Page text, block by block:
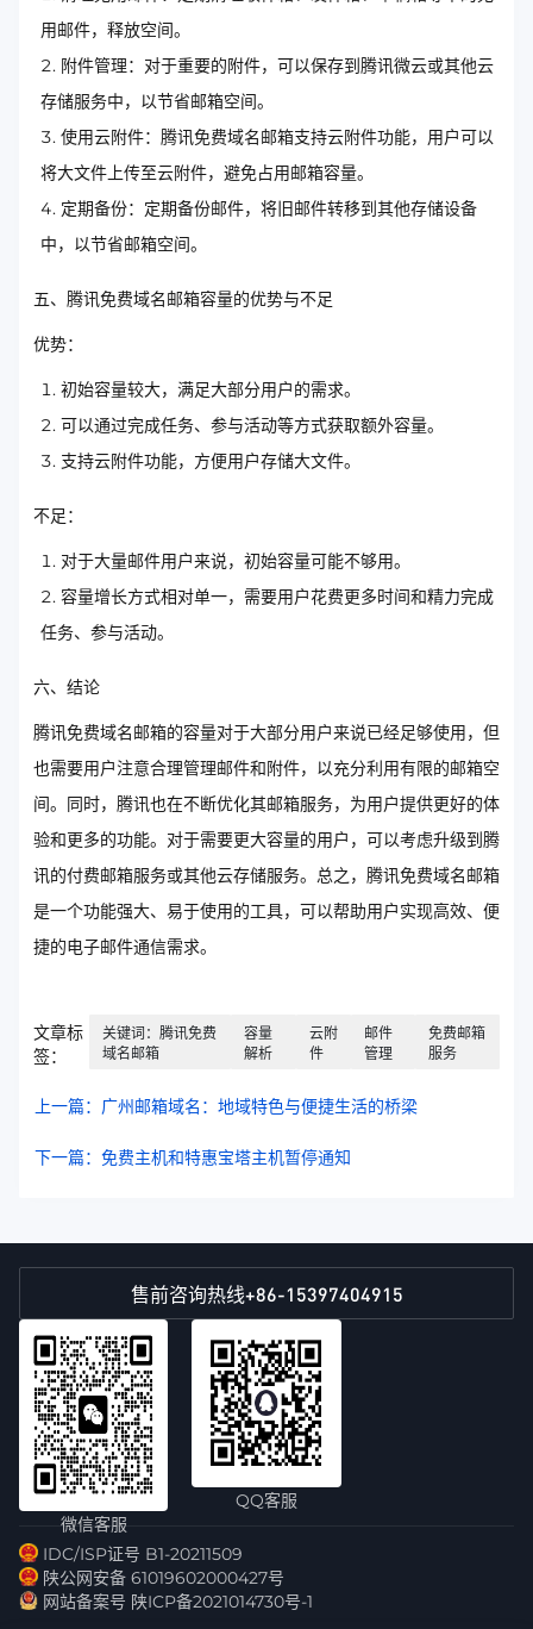
用邮件，释放空间。
附件管理：对于重要的附件，可以保存到腾讯微云或其他云
存储服务中，以节省邮箱空间。
使用云附件：腾讯免费域名邮箱支持云附件功能，用户可以
将大文件上传至云附件，避免占用邮箱容量。
定期备份：定期备份邮件，将旧邮件转移到其他存储设备
中，以节省邮箱空间。
五、腾讯免费域名邮箱容量的优势与不足
优势：
初始容量较大，满足大部分用户的需求。
可以通过完成任务、参与活动等方式获取额外容量。
支持云附件功能，方便用户存储大文件。
不足：
对于大量邮件用户来说，初始容量可能不够用。
容量增长方式相对单一，需要用户花费更多时间和精力完成
任务、参与活动。
六、结论
腾讯免费域名邮箱的容量对于大部分用户来说已经足够使用，但
也需要用户注意合理管理邮件和附件，以充分利用有限的邮箱空
间。同时，腾讯也在不断优化其邮箱服务，为用户提供更好的体
验和更多的功能。对于需要更大容量的用户，可以考虑升级到腾
讯的付费邮箱服务或其他云存储服务。总之，腾讯免费域名邮箱
是一个功能强大、易于使用的工具，可以帮助用户实现高效、便
捷的电子邮件通信需求。
文章标
签：
关键词：腾讯免费
域名邮箱
容量
解析
云附
件
邮件
管理
免费邮箱
服务
上一篇：广州邮箱域名：地域特色与便捷生活的桥梁
下一篇：免费主机和特惠宝塔主机暂停通知
售前咨询热线+86-15397404915
微信客服
QQ客服
IDC/ISP证号 B1-20211509
陕公网安备 61019602000427号
网站备案号 陕ICP备2021014730号-1